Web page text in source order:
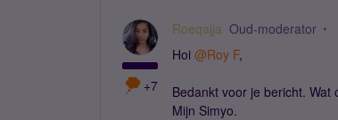
+7
Roeqajja Oud-moderator
Hoi @Roy F,
Bedankt voor je bericht. Wat
Mijn Simyo.